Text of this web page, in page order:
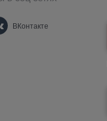
ВКонтакте